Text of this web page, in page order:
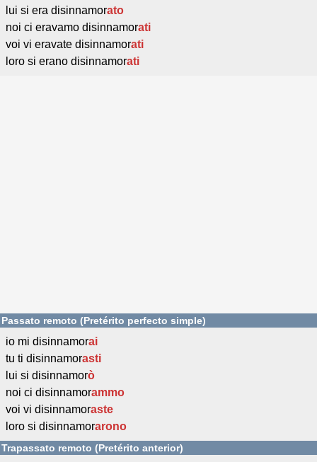
lui si era disinnamorato
noi ci eravamo disinnamorati
voi vi eravate disinnamorati
loro si erano disinnamorati
Passato remoto (Pretérito perfecto simple)
io mi disinnamorai
tu ti disinnamorasti
lui si disinnamorò
noi ci disinnamorammo
voi vi disinnamoraste
loro si disinnamorarono
Trapassato remoto (Pretérito anterior)